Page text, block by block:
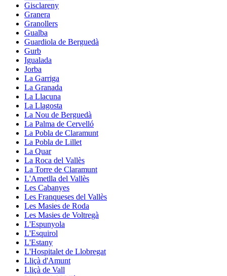
Gisclareny
Granera
Granollers
Gualba
Guardiola de Berguedà
Gurb
Igualada
Jorba
La Garriga
La Granada
La Llacuna
La Llagosta
La Nou de Berguedà
La Palma de Cervelló
La Pobla de Claramunt
La Pobla de Lillet
La Quar
La Roca del Vallès
La Torre de Claramunt
L'Ametlla del Vallès
Les Cabanyes
Les Franqueses del Vallès
Les Masies de Roda
Les Masies de Voltregà
L'Espunyola
L'Esquirol
L'Estany
L'Hospitalet de Llobregat
Lliçà d'Amunt
Lliçà de Vall